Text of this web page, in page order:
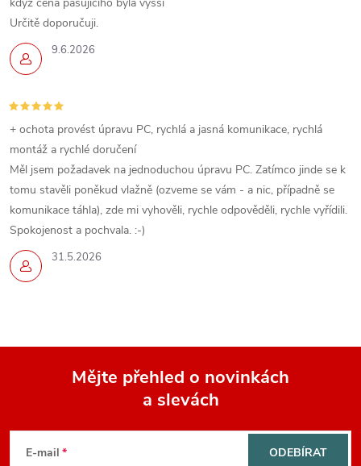
9.6.2026
Určitě doporučuji.
31.5.2026
+ ochota provést úpravu PC, rychlá a jasná komunikace, rychlá
montáž a rychlé doručení
Měl jsem požadavek na jednoduchou úpravu PC. Zatímco jinde se k
tomu stavěli poněkud vlažně (ozveme se vám - a nic, případně se
komunikace táhla), zde mi vyhověli, rychle odpověděli, rychle vyřídili.
Spokojenost a pochvala. :-)
Mějte přehled o novinkách
a slevách
E-mail ODEBÍRAT